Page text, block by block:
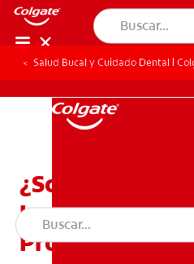
Salud Bucal y Cuidado Dental |
¿Soda O
Importa El
Problema De